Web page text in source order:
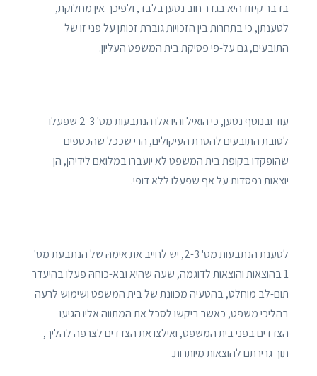
בדבר קיזוז היא בגדר חוב נטען בלבד, ולפיכך אין מחלוקת,
לטענתן, כי בתחרות בין הזכויות גוברת זכותן על פני זו של
התובעים, גם על-פי פסיקת בית המשפט העליון.
עוד ובנוסף נטען, כי הואיל והיו אלו הנתבעות מס' 2-3 שפעלו
לטובת התובעים להסרת העיקולים, הרי שככל שהכספים
שהופקדו בקופת בית המשפט לא יועברו במלואם לידיהן, הן
יוצאות נפסדות על אף שפעלו ללא דופי.
לטענת הנתבעות מס' 2-3, יש לחייב את אימהּ של הנתבעת מס'
1 בהוצאות והוצאות לדוגמה, שעה שהיא ובא-כוחהּ פעלו בהיעדר
תום-לב מוחלט, בהטעיה מכוונת של בית המשפט ושימוש לרעה
בהליכי משפט, כאשר ביקשו לסכל את המתווה אליו הגיעו
הצדדים בפני בית המשפט, ואילצו את הצדדים לצרפהּ להליך,
תוך גרירתם להוצאות מיותרות.